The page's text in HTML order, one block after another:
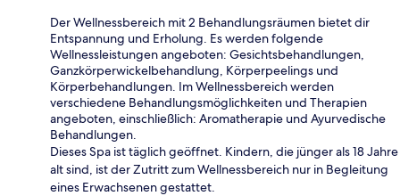
Der Wellnessbereich mit 2 Behandlungsräumen bietet dir
Entspannung und Erholung. Es werden folgende
Wellnessleistungen angeboten: Gesichtsbehandlungen,
Ganzkörperwickelbehandlung, Körperpeelings und
Körperbehandlungen. Im Wellnessbereich werden
verschiedene Behandlungsmöglichkeiten und Therapien
angeboten, einschließlich: Aromatherapie und Ayurvedische
Behandlungen.
Dieses Spa ist täglich geöffnet. Kindern, die jünger als 18 Jahre
alt sind, ist der Zutritt zum Wellnessbereich nur in Begleitung
eines Erwachsenen gestattet.